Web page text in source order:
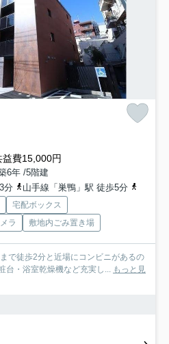
益費15,000円
6年 /5階建
分
山手線「巣鴨」駅 徒歩5分
宅配ボックス
ラ 敷地内ごみ置き場
で徒歩2分と近場にコンビニがあるの
台・浴室乾燥機など充実し... もっと見